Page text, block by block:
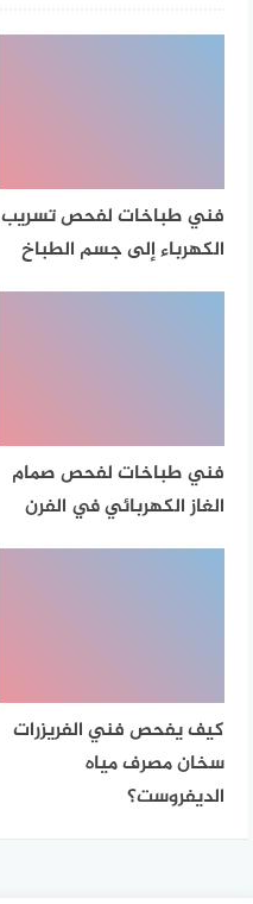
فني طباخات لفحص تسريب
الكهرباء إلى جسم الطباخ
فني طباخات لفحص صمام
الغاز الكهربائي في الفرن
كيف يفحص فني الفريزرات
سخان مصرف مياه
الديفروست؟